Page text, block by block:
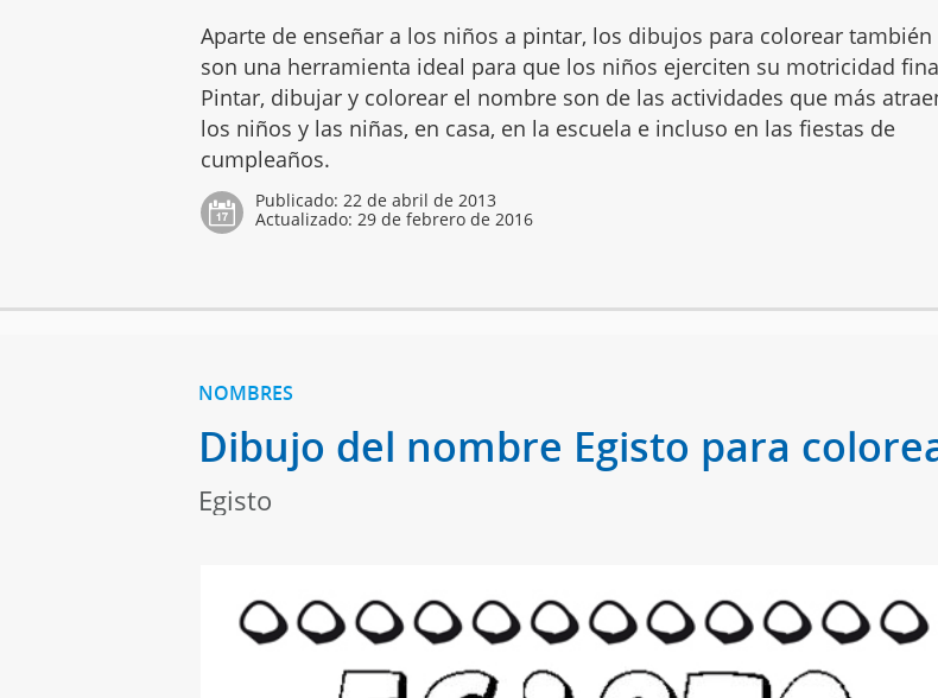
Aparte de enseñar a los niños a pintar, los dibujos para colorear también
son una herramienta ideal para que los niños ejerciten su motricidad
Pintar, dibujar y colorear el nombre son de las actividades que más
los niños y las niñas, en casa, en la escuela e incluso en las fiestas de
cumpleaños.
Publicado:22 de abril de 2013
Actualizado:29 de febrero de 2016
NOMBRES
Dibujo del nombre Egisto para
Egisto